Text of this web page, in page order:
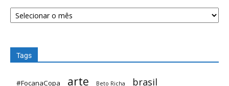
Tags
#FocanaCopa arte Beto Richa brasil